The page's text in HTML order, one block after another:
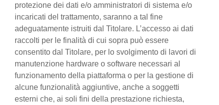
protezione dei dati e/o amministratori di sistema e/o
incaricati del trattamento, saranno a tal fine
adeguatamente istruiti dal Titolare. L’accesso ai dati
raccolti per le finalità di cui sopra può essere
consentito dal Titolare, per lo svolgimento di lavori di
manutenzione hardware o software necessari al
funzionamento della piattaforma o per la gestione di
alcune funzionalità aggiuntive, anche a soggetti
esterni che, ai soli fini della prestazione richiesta,